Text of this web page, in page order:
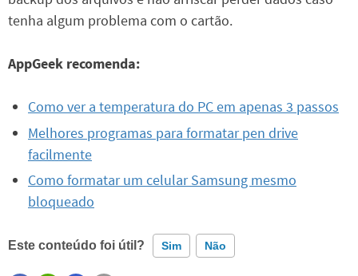
tenha algum problema com o cartão.
AppGeek recomenda:
Como ver a temperatura do PC em apenas 3 passos
Melhores programas para formatar pen drive
facilmente
Como formatar um celular Samsung mesmo
bloqueado
Este conteúdo foi útil? Sim Não